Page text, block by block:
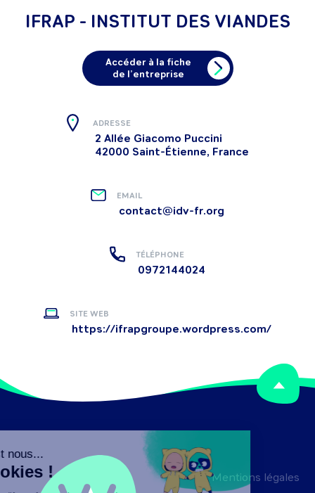
IFRAP - INSTITUT DES VIANDES
Accéder à la fiche
de l’entreprise
ADRESSE
2 Allée Giacomo Puccini
42000 Saint-Étienne, France
EMAIL
contact@idv-fr.org
TÉLÉPHONE
0972144024
SITE WEB
https://ifrapgroupe.wordpress.com/
Mentions légales